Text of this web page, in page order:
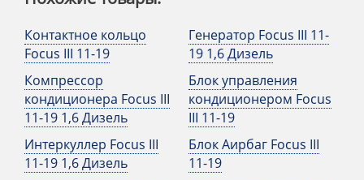
Контактное кольцо
Focus III 11-19
Компрессор
кондиционера Focus III
11-19 1,6 Дизель
Интеркуллер Focus III
11-19 1,6 Дизель
Генератор Focus III 11-
19 1,6 Дизель
Блок управления
кондиционером Focus
III 11-19
Блок Аирбаг Focus III
11-19